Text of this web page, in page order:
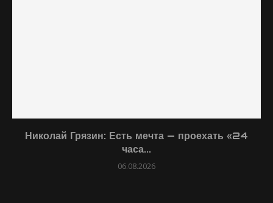
Николай Грязин: Есть мечта — проехать «24
часа...
06.08.2026